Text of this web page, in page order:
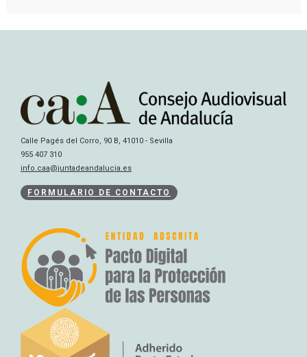
Calle Pagés del Corro, 90 B, 41010 - Sevilla
955 407 310
info.caa@juntadeandalucia.es
FORMULARIO DE CONTACTO